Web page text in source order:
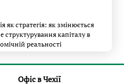
як стратегія: як змінюється
структурування капіталу в
реальності
Офіс в Чехії